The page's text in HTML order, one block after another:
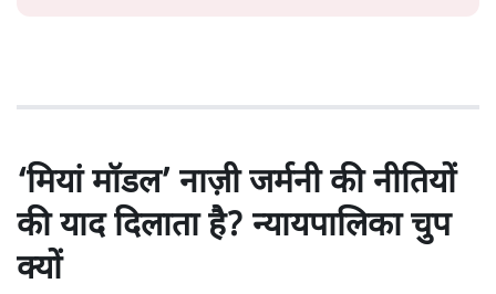
‘मियां मॉडल’ नाज़ी जर्मनी की नीतियों
की याद दिलाता है? न्यायपालिका चुप
क्यों